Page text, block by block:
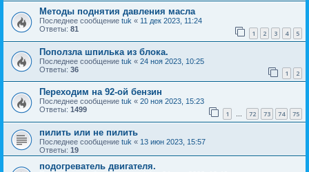
Методы поднятия давления масла
Последнее сообщение tuk « 11 дек 2023, 11:24
Ответы: 81 1 2 3 4 5
Поползла шпилька из блока.
Последнее сообщение tuk « 24 ноя 2023, 10:25
Ответы: 36 1 2
Переходим на 92-ой бензин
Последнее сообщение tuk « 20 ноя 2023, 15:23
Ответы: 1499 1 … 72 73 74 75
пилить или не пилить
Последнее сообщение tuk « 13 июн 2023, 15:57
Ответы: 19
подогреватель двигателя.